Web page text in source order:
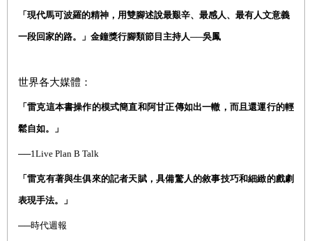
「現代馬可波羅的精神，用雙腳述說最艱辛、最感人、最有人文意義
一段回家的路。」金鐘獎行腳類節目主持人──吳鳳
世界各大媒體：
「雷克這本書操作的模式簡直和阿甘正傳如出一轍，而且還運行的輕
鬆自如。」
──1Live Plan B Talk
「雷克有著與生俱來的記者天賦，具備驚人的敘事技巧和細緻的戲劇
表現手法。」
──時代週報